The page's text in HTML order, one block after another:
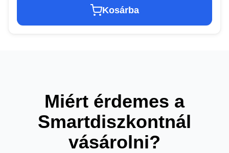
Kosárba
Miért érdemes a
Smartdiszkontnál
vásárolni?